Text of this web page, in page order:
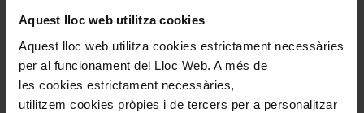
Aquest lloc web utilitza cookies
Aquest lloc web utilitza cookies estrictament necessàries
per al funcionament del Lloc Web. A més de
les cookies estrictament necessàries,
utilitzem cookies pròpies i de tercers per a personalitzar
22
Dilluns